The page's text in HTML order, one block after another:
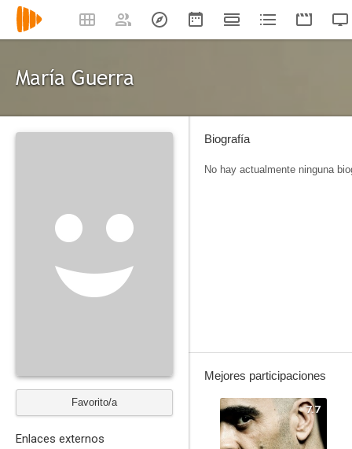
María Guerra
Favorito/a
Enlaces externos
Biografía
No hay actualmente ninguna
Mejores participaciones
7.7